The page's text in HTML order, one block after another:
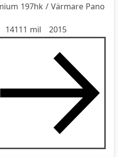
197hk / Värmare Pano
14111 mil 2015